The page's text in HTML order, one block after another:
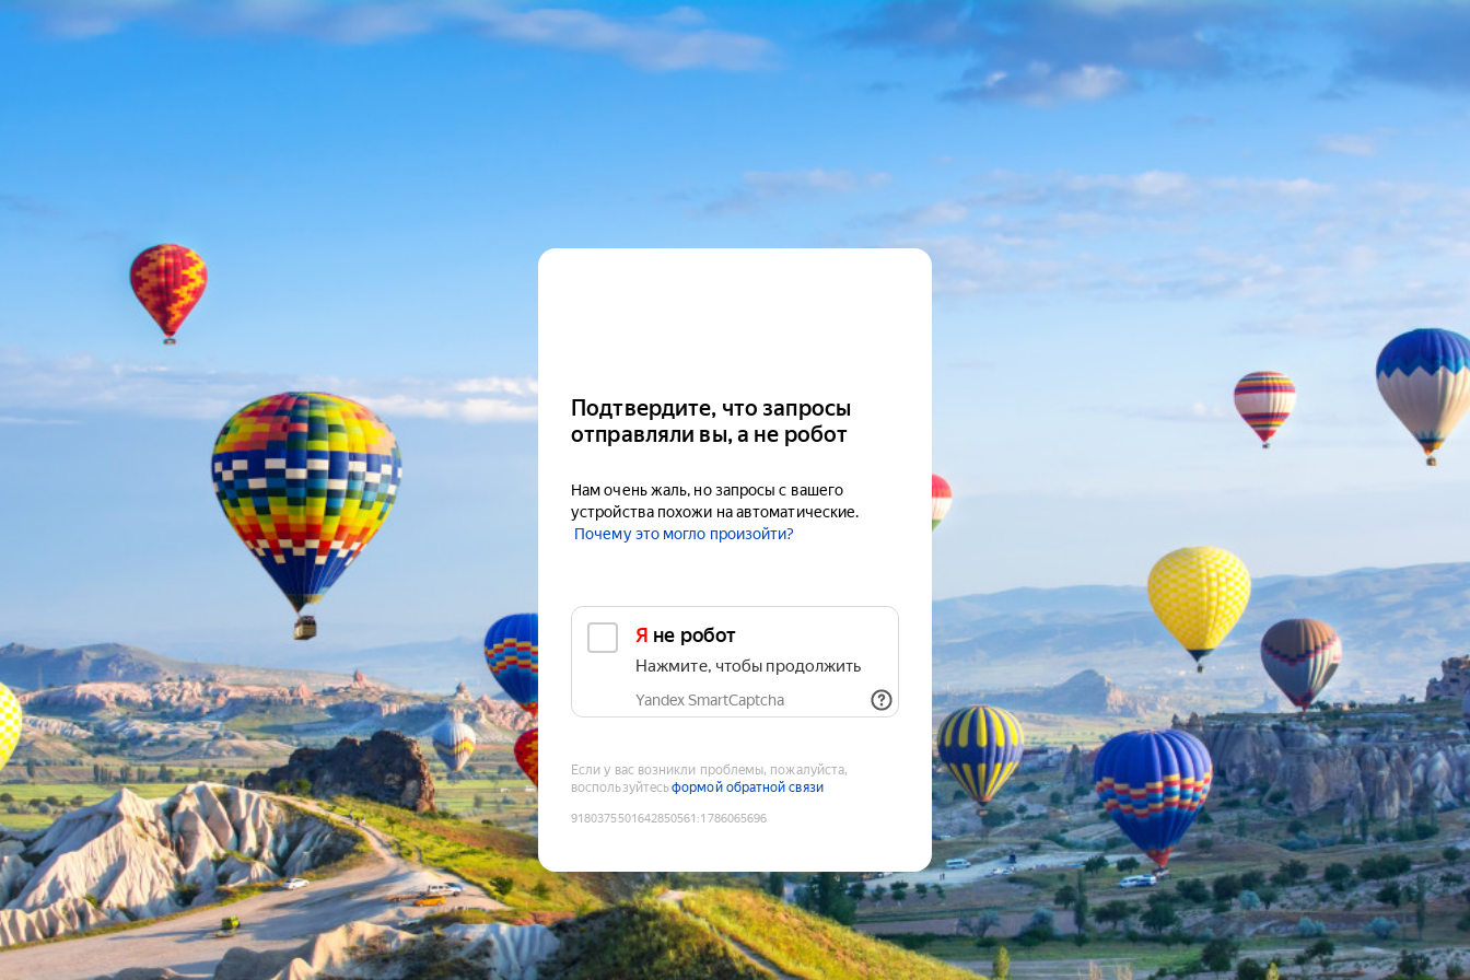
Подтвердите, что запросы
отправляли вы, а не робот
Нам очень жаль, но запросы с вашего
устройства похожи на автоматические.
Почему это могло произойти?
Я не робот
Нажмите, чтобы продолжить
Yandex SmartCaptcha
Если у вас возникли проблемы, пожалуйста,
воспользуйтесьформой обратной связи
9180375501642850561 :1786065696